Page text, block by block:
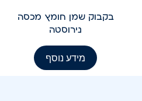
בקבוק שמן חומץ מכסה
נירוסטה
מידע נוסף